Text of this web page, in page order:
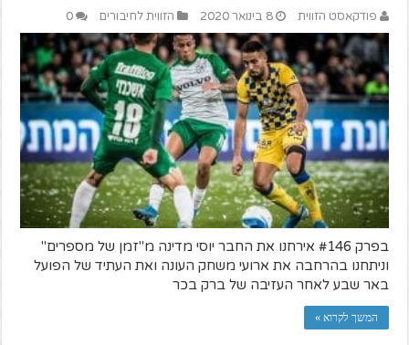
פודקאסט הזווית 8 בינואר 2020 הזווית לחיבורים 0
בפרק #146 אירחנו את החבר יוסי מדינה מ"זמן של מספרים"
וניתחנו בהרחבה את ארועי משחק העונה ואת העתיד של הפועל
באר שבע לאחר העזיבה של ברק בכר
המשך לקרוא »